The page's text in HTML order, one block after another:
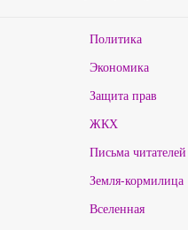
Политика
Экономика
Защита прав
ЖКХ
Письма читателей
Земля-кормилица
Вселенная